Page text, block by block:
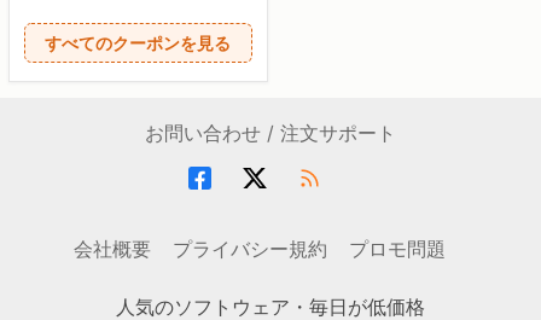
すべてのクーポンを見る
お問い合わせ / 注文サポート
会社概要 プライバシー規約 プロモ問題
人気のソフトウェア・毎日が低価格